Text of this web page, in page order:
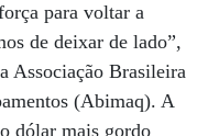
para voltar a
de deixar de lado”,
Associação Brasileira
(Abimaq). A
dólar mais gordo